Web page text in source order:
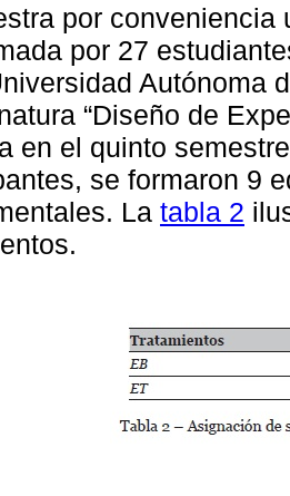
por
por 27
Autónoma
“Diseño de
en el quinto
se formaron 9
La tabla 2